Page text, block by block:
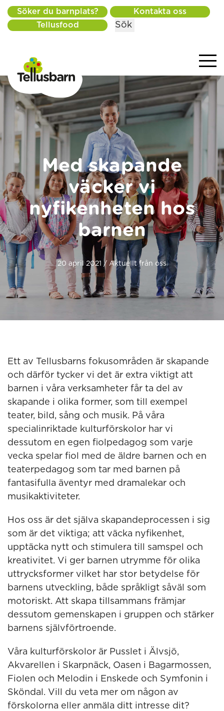
Söker du barnplats?
Kontakta oss
Tellusfood
Sök
Med skapande
väcker vi
nyfikenheten hos
barnen
20 april 2021 / Aktuellt från oss
Ett av Tellusbarns fokusområden är skapande
och därför tycker vi det är extra viktigt att
barnen i våra verksamheter får ta del av
skapande i olika former, som till exempel
teater, bild, sång och musik. På våra
specialinriktade kulturförskolor har vi
dessutom en egen fiolpedagog som varje
vecka spelar fiol med de äldre barnen och en
teaterpedagog som tar med barnen på
fantasifulla äventyr med dramalekar och
musikaktiviteter.
Hos oss är det själva skapandeprocessen i sig
som är det viktiga; att väcka nyfikenhet,
upptäcka nytt och stimulera till samspel och
kreativitet. Vi ger barnen utrymme för olika
uttrycksformer vilket har stor betydelse för
barnens utveckling, både språkligt såväl som
motoriskt. Att skapa tillsammans främjar
dessutom gemenskapen i gruppen och stärker
barnens självförtroende.
Våra kulturförskolor är Pusslet i Älvsjö,
Akvarellen i Skarpnäck, Oasen i Bagarmossen,
Fiolen och Melodin i Enskede och Symfonin i
Sköndal. Vill du veta mer om någon av
förskolorna eller anmäla ditt intresse dit?